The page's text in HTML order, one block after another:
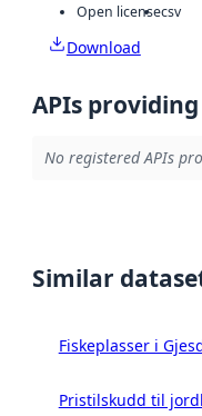
Open licensecsv
Download
APIs
No registered APIs
Similar
Fiskeplasser i
Pristilskudd til